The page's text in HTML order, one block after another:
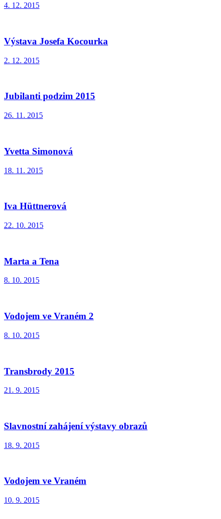
4. 12. 2015
Výstava Josefa Kocourka
2. 12. 2015
Jubilanti podzim 2015
26. 11. 2015
Yvetta Simonová
18. 11. 2015
Iva Hüttnerová
22. 10. 2015
Marta a Tena
8. 10. 2015
Vodojem ve Vraném 2
8. 10. 2015
Transbrody 2015
21. 9. 2015
Slavnostní zahájení výstavy obrazů
18. 9. 2015
Vodojem ve Vraném
10. 9. 2015